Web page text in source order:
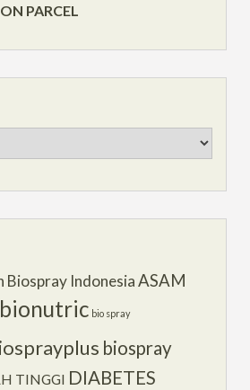
PARCEL
Biospray Indonesia ASAM
bionutric bio spray
biospray
TINGGI DIABETES